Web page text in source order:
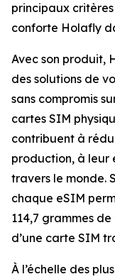
principaux
conforte Holafly
Avec son produit,
des solutions de
sans compromis
cartes SIM
contribuent à
production, à leur
travers le monde.
chaque eSIM
114,7 grammes
d’une carte SIM
À l’échelle des